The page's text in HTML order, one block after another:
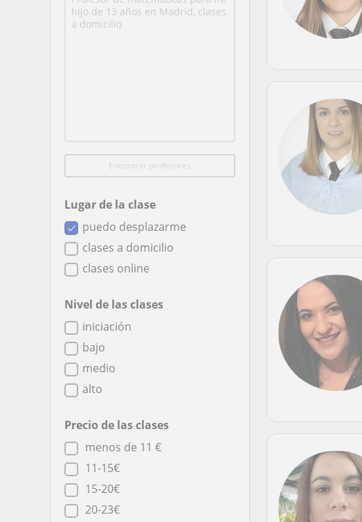
Encontrar profesores
Lugar de la clase
puedo desplazarme
clases a domicilio
clases online
Nivel de las clases
iniciación
bajo
medio
alto
Precio de las clases
menos de 11 €
11-15€
15-20€
20-23€